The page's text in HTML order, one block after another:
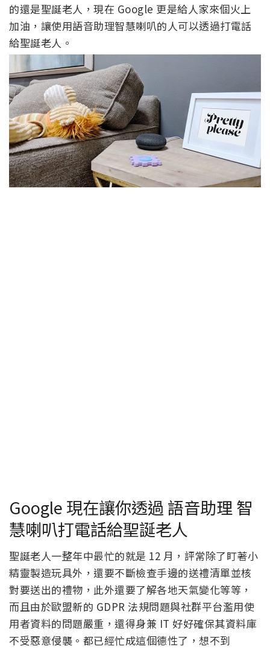
的還是聖誕老人，現在 Google 更是給人家來個火上
加油，讓使用語音助理智慧喇叭的人可以透過打電話
給聖誕老人。
Google 現在讓你透過 語音助理 智
慧喇叭打電話給聖誕老人
聖誕老人一整年中最忙的就是 12 月，評常除了盯著小
精靈製造玩具外，還要不斷檢查手邊的送禮清單並核
對要送出的禮物，此外還要了解各地天氣變化等等，
而且由於歐盟新的 GDPR 法規問題與社群平台濫用使
用者資料的問題嚴重，還得身兼 IT 好好確保其資料庫
不受惡意侵襲。都已經忙成這個德性了，想不到